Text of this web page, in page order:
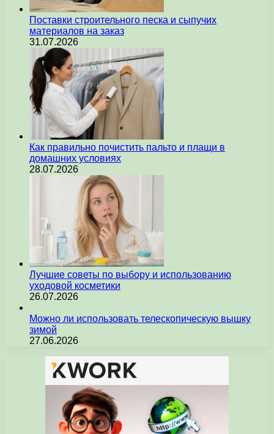
Поставки строительного песка и сыпучих
материалов на заказ
31.07.2026
Как правильно почистить пальто и плащи в
домашних условиях
28.07.2026
Лучшие советы по выбору и использованию
уходовой косметики
26.07.2026
Можно ли использовать телескопическую вышку
зимой
27.06.2026